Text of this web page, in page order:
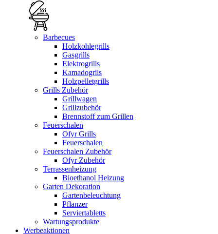
Barbecues
Holzkohlegrills
Gasgrills
Elektrogrills
Kamadogrils
Holzpelletgrills
Grills Zubehör
Grillwagen
Grillzubehör
Brennstoff zum Grillen
Feuerschalen
Ofyr Grills
Feuerschalen
Feuerschalen Zubehör
Ofyr Zubehör
Terrassenheizung
Bioethanol Heizung
Garten Dekoration
Gartenbeleuchtung
Pflanzer
Serviertabletts
Wartungsprodukte
Werbeaktionen